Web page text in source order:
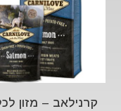
קרנילאב – מזון